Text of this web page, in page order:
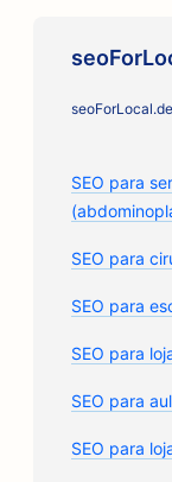
SEO para
SEO para
SEO para
SEO para
SEO para
SEO para